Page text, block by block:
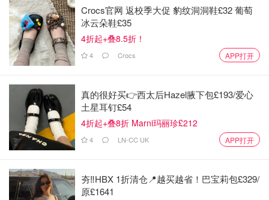
Crocs官网 返校季大促 豹纹洞洞鞋£32 葡萄
冰云朵鞋£35
4折起+叠8.5折！
4 Crocs APP打开
真的很好买👉西太后Hazel腋下包£193/爱心
土星耳钉£54
4折起+叠8折 Marni玛丽珍£212
4 LN-CC UK APP打开
夯‼️HBX 1折清仓📍越买越省！巴宝莉包£329/
原£1641